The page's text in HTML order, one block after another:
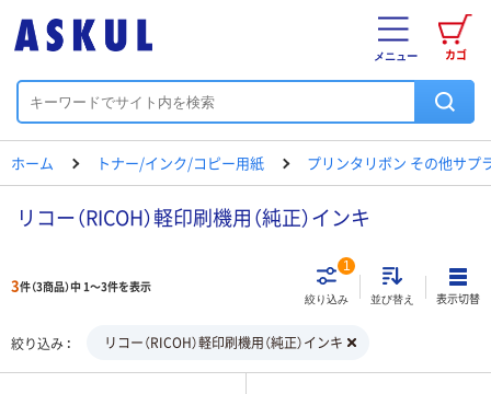
カゴ
メニュー
ホーム トナー/インク/コピー用紙 プリンタリボン その他サプ
リコー（RICOH）軽印刷機用（純正）インキ
3件（3商品）中 1～3件を表示
絞り込み
1
並び替え 表示切替
絞り込み リコー（RICOH）軽印刷機用（純正）インキ